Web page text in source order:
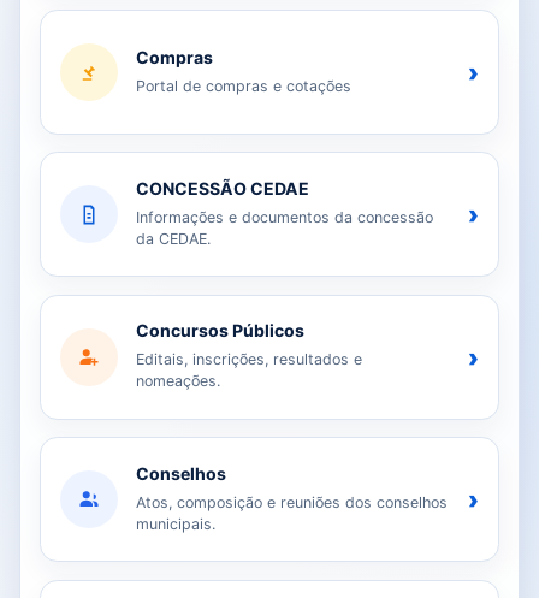
Compras
Portal de compras e cotações ›
CONCESSÃO CEDAE
Informações e documentos da concessão
da CEDAE.
›
Concursos Públicos
Editais, inscrições, resultados e
nomeações.
›
Conselhos
Atos, composição e reuniões dos conselhos
municipais.
›